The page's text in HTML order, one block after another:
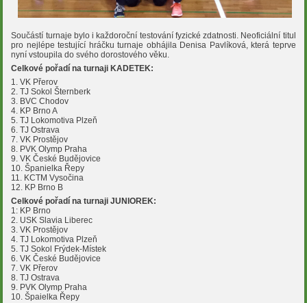
Součástí turnaje bylo i každoroční testování fyzické zdatnosti. Neoficiální titul
pro nejlépe testující hráčku turnaje obhájila Denisa Pavlíková, která teprve
nyní vstoupila do svého dorostového věku.
Celkové pořadí na turnaji KADETEK:
1. VK Přerov
2. TJ Sokol Šternberk
3. BVC Chodov
4. KP Brno A
5. TJ Lokomotiva Plzeň
6. TJ Ostrava
7. VK Prostějov
8. PVK Olymp Praha
9. VK České Budějovice
10. Španielka Řepy
11. KCTM Vysočina
12. KP Brno B
Celkové pořadí na turnaji JUNIOREK:
1: KP Brno
2. USK Slavia Liberec
3. VK Prostějov
4. TJ Lokomotiva Plzeň
5. TJ Sokol Frýdek-Místek
6. VK České Budějovice
7. VK Přerov
8. TJ Ostrava
9. PVK Olymp Praha
10. Špaielka Řepy